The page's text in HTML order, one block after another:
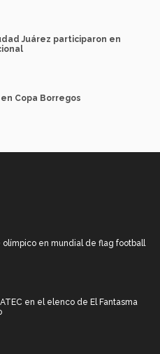
Juárez participaron en
Copa Borregos
olímpico en mundial de flag football
en el elenco de El Fantasma